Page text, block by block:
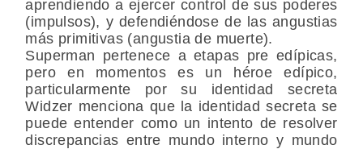
aprendiendo a ejercer control de sus poderes
(impulsos), y defendiéndose de las angustias
más primitivas (angustia de muerte).
Superman pertenece a etapas pre edípicas,
pero en momentos es un héroe edípico,
particularmente por su identidad secreta
Widzer menciona que la identidad secreta se
puede entender como un intento de resolver
discrepancias entre mundo interno y mundo